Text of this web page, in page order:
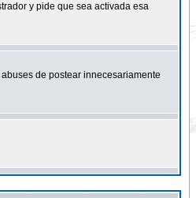
y pide que sea activada esa
de postear innecesariamente